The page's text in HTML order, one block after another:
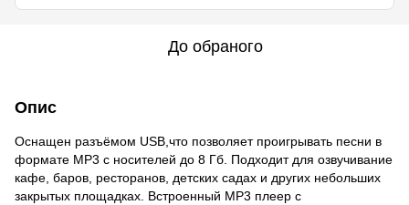
До обраного
Опис
Оснащен разъёмом USB,что позволяет проигрывать песни в
формате MP3 с носителей до 8 Гб. Подходит для озвучивание
кафе, баров, ресторанов, детских садах и других небольших
закрытых площадках. Встроенный MP3 плеер с